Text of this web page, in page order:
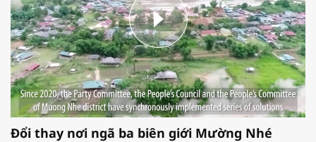
Đổi thay nơi ngã ba biên giới Mường Nhé